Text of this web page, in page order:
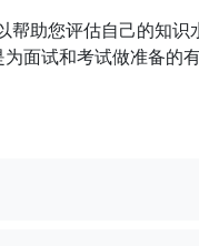
帮助您评估自己的知识
面试和考试做准备的